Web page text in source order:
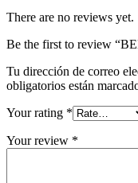
There are no reviews yet.
Be the first to review
Tu dirección de correo
obligatorios están
Your rating *
Your review *